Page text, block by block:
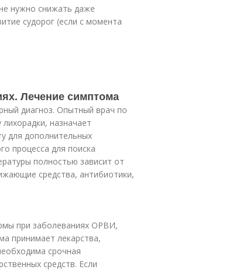
нужно снижать даже
судорог (если с момента
Лечение симптома
диагноз. Опытный врач по
назначает
для дополнительных
процесса для поиска
полностью зависит от
средства, антибиотики,
при заболеваниях ОРВИ,
принимает лекарства,
срочная
средств. Если